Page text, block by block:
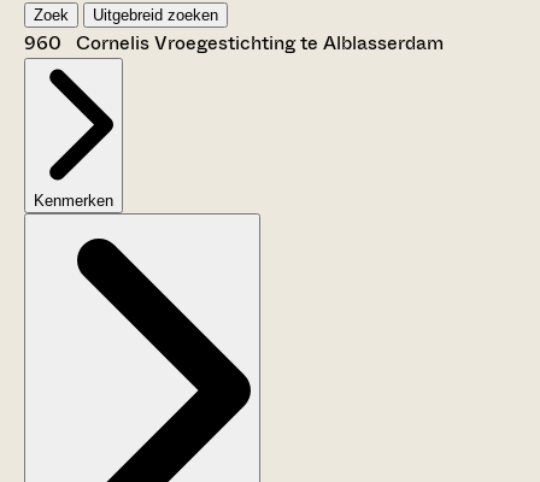
Zoek Uitgebreid zoeken
960 Cornelis Vroegestichting te Alblasserdam
Kenmerken